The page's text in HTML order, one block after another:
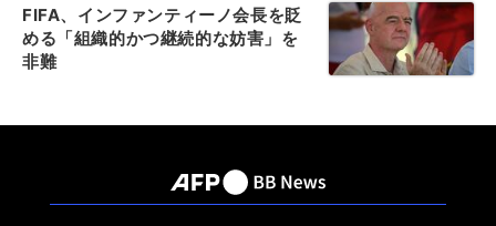
FIFA、インファンティーノ会長を貶
める「組織的かつ継続的な妨害」を
非難